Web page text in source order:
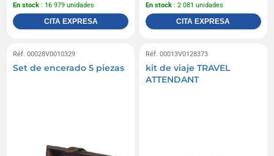
En stock : 16 979 unidades
CITA EXPRESA
En stock : 2 081 unidades
CITA EXPRESA
Réf. 00028V0010329
Set de encerado 5 piezas
Réf. 00013V0128373
kit de viaje TRAVEL
ATTENDANT